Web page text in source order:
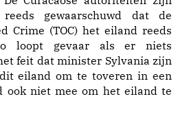
gewaarschuwd dat de
Crime (TOC) het eiland reeds
loopt gevaar als er niets
feit dat minister Sylvania zijn
eiland om te toveren in een
ook niet mee om het eiland te